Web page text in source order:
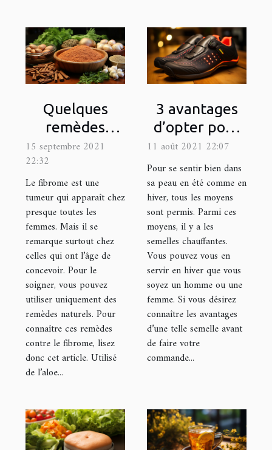
Quelques
remèdes
naturels pour
soigner le
fibrome
15 septembre 2021
22:32
Le fibrome est une
tumeur qui apparaît chez
presque toutes les
femmes. Mais il se
remarque surtout chez
celles qui ont l’âge de
concevoir. Pour le
soigner, vous pouvez
utiliser uniquement des
remèdes naturels. Pour
connaître ces remèdes
contre le fibrome, lisez
donc cet article. Utilisé
de l’aloe...
3 avantages
d’opter pour
une semelle
chauffante
11 août 2021 22:07
Pour se sentir bien dans
sa peau en été comme en
hiver, tous les moyens
sont permis. Parmi ces
moyens, il y a les
semelles chauffantes.
Vous pouvez vous en
servir en hiver que vous
soyez un homme ou une
femme. Si vous désirez
connaître les avantages
d’une telle semelle avant
de faire votre
commande...